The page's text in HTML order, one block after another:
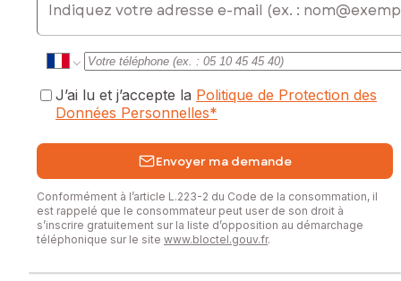
J’ai lu et j’accepte la Politique de Protection des
Données Personnelles*
Envoyer ma demande
Conformément à l’article L.223-2 du Code de la consommation, il
est rappelé que le consommateur peut user de son droit à
s’inscrire gratuitement sur la liste d’opposition au démarchage
téléphonique sur le site www.bloctel.gouv.fr.